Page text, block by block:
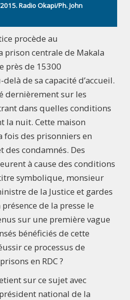
Radio Okapi/Ph. John
procède au
prison centrale de Makala
près de 15300
de sa capacité d’accueil.
dernièrement sur les
dans quelles conditions
la nuit. Cette maison
fois des prisonniers en
condamnés. Des
à cause des conditions
symbolique, monsieur
de la Justice et gardes
de la presse le
sur une première vague
bénéficiés de cette
ce processus de
en RDC ?
sur ce sujet avec
national de la